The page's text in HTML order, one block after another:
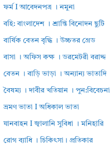
ফর্ম I আবেদনপত্র । নমুনা
বহি: বাংলাদেশ । শ্রান্তি বিনোদন ছুটি
বার্ষিক বেতন বৃদ্ধি । উচ্চতর গ্রেড
বাসা । অফিস কক্ষ । ডরমেটরী বরাদ্দ
বেতন । বাড়ি ভাড়া । অন্যান্য ভাতাদি
বৈষম্য । দাবীর খতিয়ান । পুন:বিবেচনা
ভ্রমণ ভাতা I অধিকাল ভাতা
যানবাহন I জ্বালানি সুবিধা । মনিহারি
রোগ ব্যাধি । চিকিৎসা। প্রতিকার